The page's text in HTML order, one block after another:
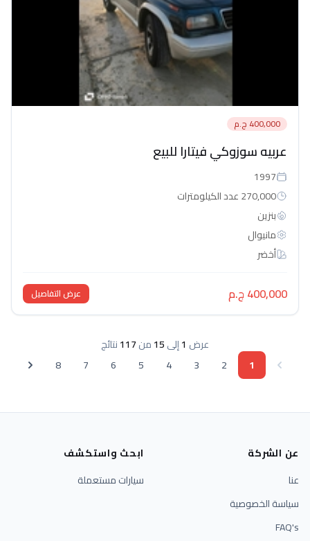
400,000 ج.م
عربيه سوزوكي فيتارا للبيع
1997
270,000 عدد الكيلومترات
بنزين
مانيوال
أخضر
400,000 ج.م عرض التفاصيل
عرض 1إلى15من117نتائج
1
2
3
4
5
6
7
8
عن الشركة
عنا
سياسة الخصوصية
FAQ's
ابحث واستكشف
سيارات مستعملة